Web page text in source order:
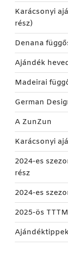
Karácsonyi
rész)
Denana
Ajándék
Madeirai
German
A ZunZun
Karácsonyi
2024-es
rész
2024-es
2025-ös
Ajándéktippek